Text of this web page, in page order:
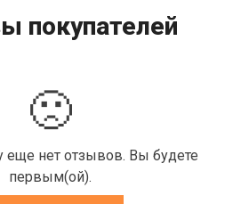
покупателей
🙁
еще нет отзывов. Вы будете
первым(ой).